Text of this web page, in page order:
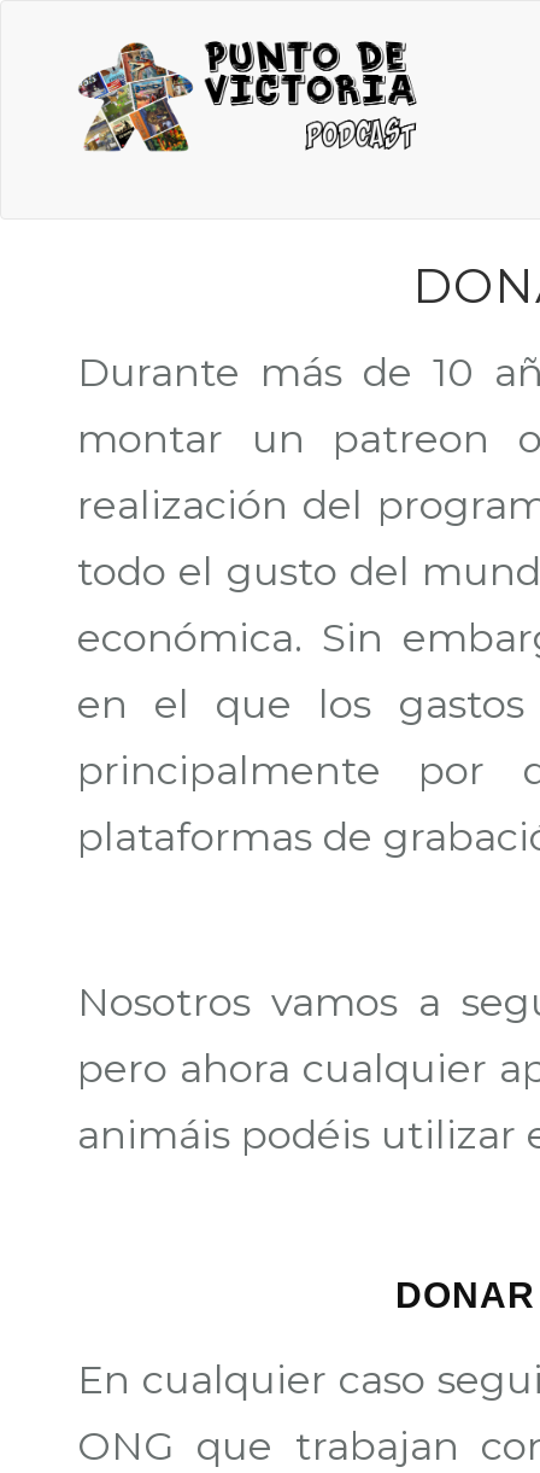
Durante más de 10
montar un patreon
realización del
todo el gusto del
económica. Sin
en el que los gastos
principalmente
plataformas de
Nosotros vamos a
pero ahora cualquier
animáis podéis utilizar
En cualquier caso
ONG que trabajan